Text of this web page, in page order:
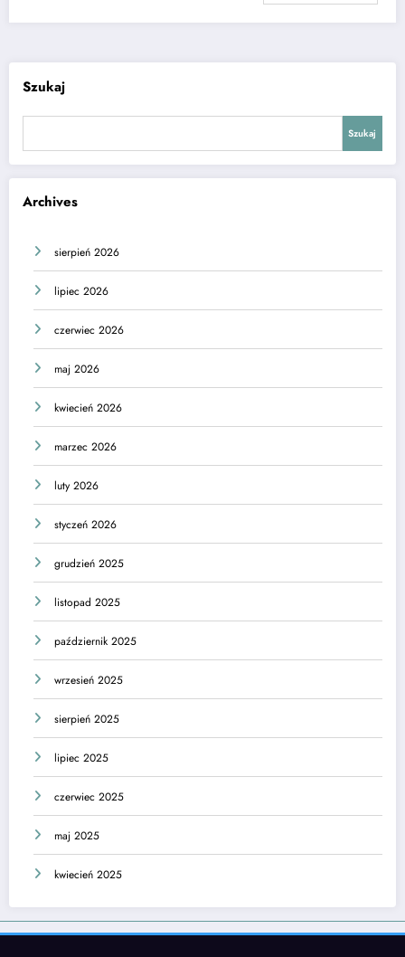
Szukaj
Szukaj
Archives
sierpień 2026
lipiec 2026
czerwiec 2026
maj 2026
kwiecień 2026
marzec 2026
luty 2026
styczeń 2026
grudzień 2025
listopad 2025
październik 2025
wrzesień 2025
sierpień 2025
lipiec 2025
czerwiec 2025
maj 2025
kwiecień 2025